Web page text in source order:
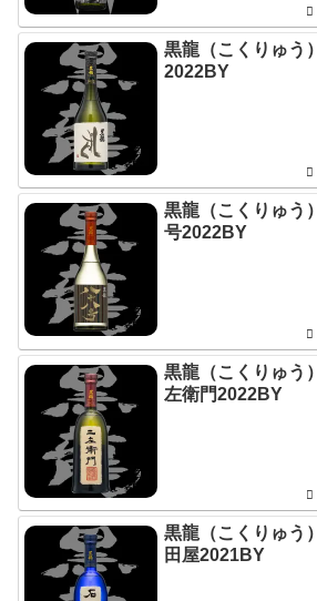
黒龍（こくりゅう
2022BY
黒龍（こくりゅう
号2022BY
黒龍（こくりゅう
左衛門2022BY
黒龍（こくりゅう
田屋2021BY